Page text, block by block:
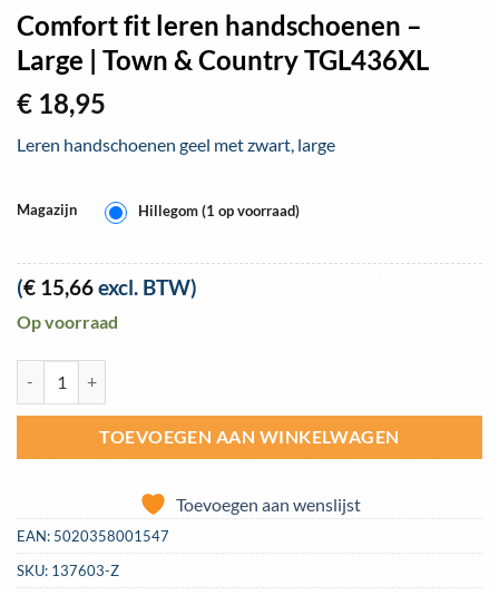
Comfort fit leren handschoenen –
Large | Town & Country TGL436XL
€ 18,95
Leren handschoenen geel met zwart, large
Magazijn Hillegom (1 op voorraad)
(€ 15,66excl. BTW)
Op voorraad
TOEVOEGEN AAN WINKELWAGEN
Toevoegen aan wenslijst
EAN: 5020358001547
SKU: 137603-Z